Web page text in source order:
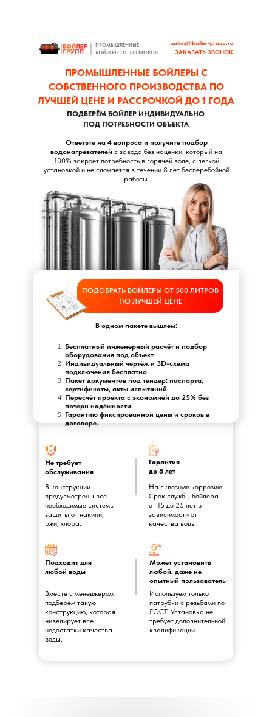
Ответьте на 4 вопроса и получите подбор
водонагревателей с завода без наценки, который на
100% закроет потребность в горячей воде, с легкой
установкой и не сломается в течении 8 лет бесперебойной
работы.
В одном пакете вышлем:
Бесплатный инженерный расчёт и подбор
оборудования под объект.
Индивидуальный чертёж и 3D-схема
подключения бесплатно.
Пакет документов под тендер: паспорта,
сертификаты, акты испытаний.
Пересчёт проекта с экономией до 25% без
потери надёжности.
Гарантию фиксированной цены и сроков в
договоре.
ПРОМЫШЛЕННЫЕ БОЙЛЕРЫ С
СОБСТВЕННОГО ПРОИЗВОДСТВАПО
ЛУЧШЕЙ ЦЕНЕ И РАССРОЧКОЙ ДО 1 ГОДА
ПОДБЕРЁМ БОЙЛЕР ИНДИВИДУАЛЬНО
ПОД ПОТРЕБНОСТИ ОБЪЕКТА
Не требует
обслуживания
В конструкции
предусмотрены все
необходимые системы
защиты от накипи,
ржи, хлора.
Гарантия
до 8 лет
ПРОМЫШЛЕННЫЕ
БОЙЛЕРЫ ОТ 500 ЛИТРОВ
На сквозную коррозию.
Срок службы бойлера
от 15 до 25 лет в
зависимости от
качества воды.
Подходит для
любой воды
Вместе с менеджером
подберём такую
конструкцию, которая
нивелирует все
недостатки качества
воды.
Может установить
любой, даже не
опытный пользователь
Используем только
патрубки с резьбами по
ГОСТ. Установка не
требует дополнительной
квалификации.
zakaz@boiler-group.ru
ЗАКАЗАТЬ ЗВОНОК
ПОДОБРАТЬ БОЙЛЕРЫ ОТ 500 ЛИТРОВ
ПО ЛУЧШЕЙ ЦЕНЕ